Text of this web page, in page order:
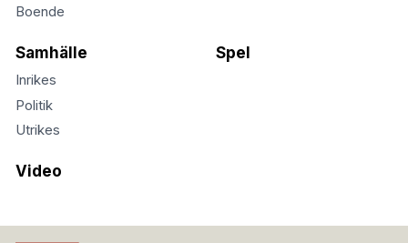
Boende
Samhälle
Inrikes
Politik
Utrikes
Spel
Video